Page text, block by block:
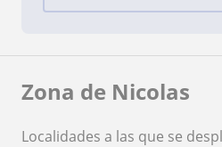
Zona de Nicolas
Localidades a las que se